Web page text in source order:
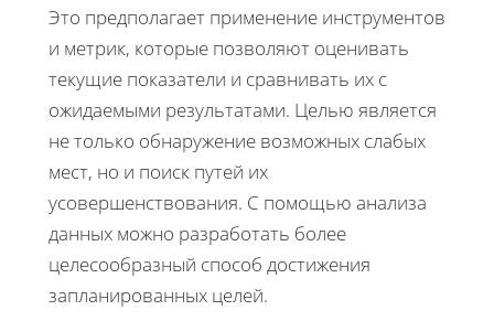
Это предполагает применение инструментов
и метрик, которые позволяют оценивать
текущие показатели и сравнивать их с
ожидаемыми результатами. Целью является
не только обнаружение возможных слабых
мест, но и поиск путей их
усовершенствования. С помощью анализа
данных можно разработать более
целесообразный способ достижения
запланированных целей.